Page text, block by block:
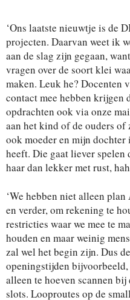
‘Ons laatste nieuwtje is de
projecten. Daarvan weet ik
aan de slag zijn gegaan,
vragen over de soort klei
maken. Leuk he? Docenten
contact mee hebben krijgen
opdrachten ook via onze
aan het kind of de ouders of
ook moeder en mijn
heeft. Die gaat liever
haar dan lekker met rust,
‘We hebben niet alleen
en verder, om rekening te
restricties waar we mee te
houden en maar weinig
zal wel het begin zijn. Dus
openingstijden
alleen te hoeven scannen
slots. Looproutes op de